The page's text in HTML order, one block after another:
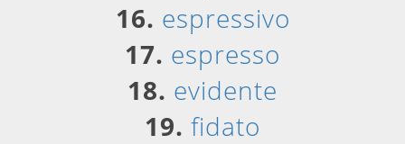
16. espressivo
17. espresso
18. evidente
19. fidato